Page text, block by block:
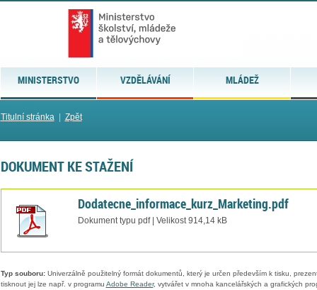
MINISTERSTVO VZDĚLÁVÁNÍ MLÁDEŽ
Titulní stránka| Zpět
DOKUMENT KE STAŽENÍ
Dodatecne_informace_kurz_Marketing.pdf
Dokument typu pdf | Velikost 914,14 kB
Typ souboru:Univerzálně použitelný formát dokumentů, který je určen především k tisku,
tisknout jej lze např. v programu Adobe Reader, vytvářet v mnoha kancelářských a grafických